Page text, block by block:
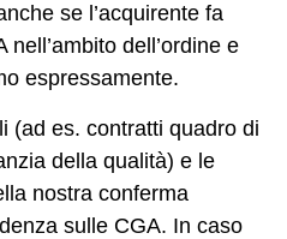
se l’acquirente fa
dell’ordine e
espressamente.
(ad es. contratti quadro di
della qualità) e le
nostra conferma
sulle CGA. In caso